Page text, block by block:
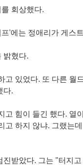
회상했다.
'에는 정애리가 게스
밝혔다.
고 있었다. 또 다른 월
다.
고 힘이 들긴 했다. 열
고 하지 않냐. 그랬는
받았다. 그는 "터지